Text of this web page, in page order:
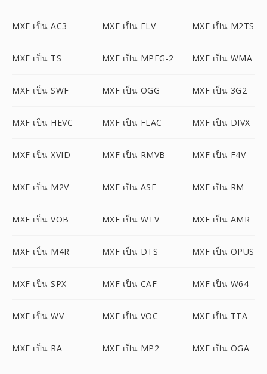
MXF เป็น AC3 MXF เป็น FLV MXF เป็น M2TS
MXF เป็น TS MXF เป็น MPEG-2 MXF เป็น WMA
MXF เป็น SWF MXF เป็น OGG MXF เป็น 3G2
MXF เป็น HEVC MXF เป็น FLAC MXF เป็น DIVX
MXF เป็น XVID MXF เป็น RMVB MXF เป็น F4V
MXF เป็น M2V MXF เป็น ASF MXF เป็น RM
MXF เป็น VOB MXF เป็น WTV MXF เป็น AMR
MXF เป็น M4R MXF เป็น DTS MXF เป็น OPUS
MXF เป็น SPX MXF เป็น CAF MXF เป็น W64
MXF เป็น WV MXF เป็น VOC MXF เป็น TTA
MXF เป็น RA MXF เป็น MP2 MXF เป็น OGA